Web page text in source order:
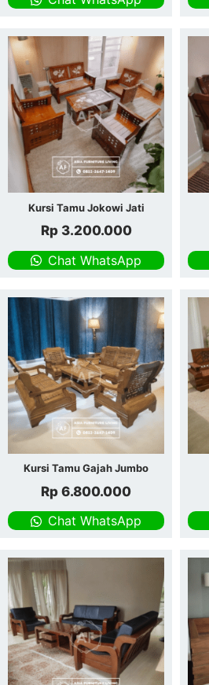
Kursi Tamu Jokowi Jati
Rp3.200.000
Chat WhatsApp
Kursi Tamu Gajah Jumbo
Rp 6.800.000
Chat WhatsApp